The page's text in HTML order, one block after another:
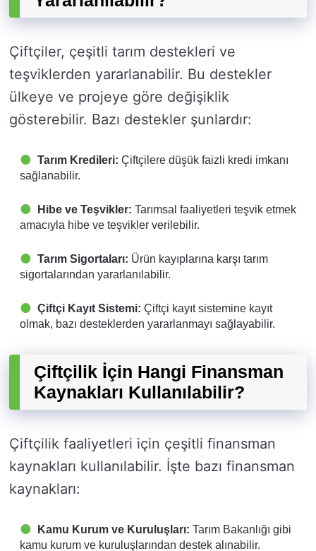
Çiftçiler, çeşitli tarım destekleri ve
teşviklerden yararlanabilir. Bu destekler
ülkeye ve projeye göre değişiklik
gösterebilir. Bazı destekler şunlardır:
Tarım Kredileri: Çiftçilere düşük faizli kredi imkanı
sağlanabilir.
Hibe ve Teşvikler: Tarımsal faaliyetleri teşvik etmek
amacıyla hibe ve teşvikler verilebilir.
Tarım Sigortaları: Ürün kayıplarına karşı tarım
sigortalarından yararlanılabilir.
Çiftçi Kayıt Sistemi: Çiftçi kayıt sistemine kayıt
olmak, bazı desteklerden yararlanmayı sağlayabilir.
Çiftçilik İçin Hangi Finansman
Kaynakları Kullanılabilir?
Çiftçilik faaliyetleri için çeşitli finansman
kaynakları kullanılabilir. İşte bazı finansman
kaynakları:
Kamu Kurum ve Kuruluşları: Tarım Bakanlığı gibi
kamu kurum ve kuruluşlarından destek alınabilir.